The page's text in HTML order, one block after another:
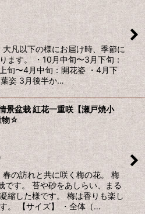
凡以下の様にお届け時、季節に
ます。 ・10月中旬〜3月下旬：
旬〜4月中旬：開花姿 ・4月下
姿 3月後半か…
景盆栽 紅花一重咲【瀬戸焼小
物☆
の訪れと共に咲く梅の花。 梅
です。 苔や砂をあしらい、まる
縮した様です。 梅は香りも楽し
。 【サイズ】 ・全体（…